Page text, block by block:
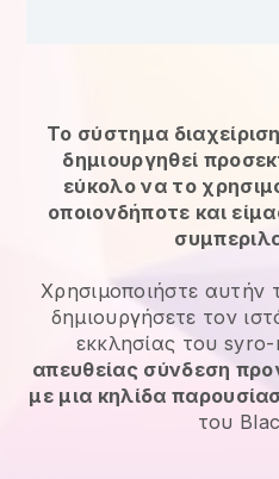
Το σύστημα
δημιουργηθεί
εύκολο να το
οποιονδήποτε και
Χρησιμοποιήστε
δημιουργήσετε τον
εκκλησίας του syro-
απευθείας σύνδεση
με μια κηλίδα
του